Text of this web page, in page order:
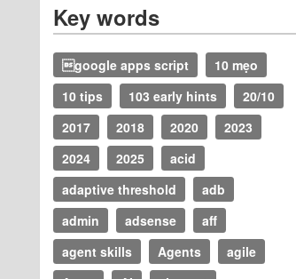
Key words
google apps script
10 mẹo
10 tips
103 early hints
20/10
2017
2018 2020
2023
2024
2025
acid
adaptive threshold
adb
admin
adsense
aff
agent skills
Agents
agile